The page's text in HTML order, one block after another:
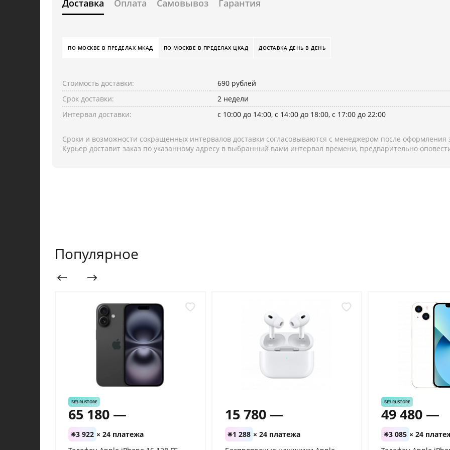
Доставка Оплата Самовывоз Гарантия
ПО МОСКВЕ В ПРЕДЕЛАХ МКАД ПО МОСКВЕ В ПРЕДЕЛАХ ЦКАД ДОСТАВКА ДЕНЬ В ДЕНЬ
Стоимость доставки:
690 рублей
Срок доставки:
2 недели
Интервал доставки:
с 10:00 до 14:00, с 14:00 до 18:00, с 17:00 до 22:00
Сроки и возможности сокращенных интервалов доставки согласовываются с менеджером после оформления
Курьер доставит заказ по указанному адресу в выбранный вами интервал времени, предварительно
Популярное
БЕЗ RUSTORE
65 180 —
3 922 × 24 платежа
15 780 —
1 288 × 24 платежа
БЕЗ RUSTORE
49 480 —
3 085 × 24